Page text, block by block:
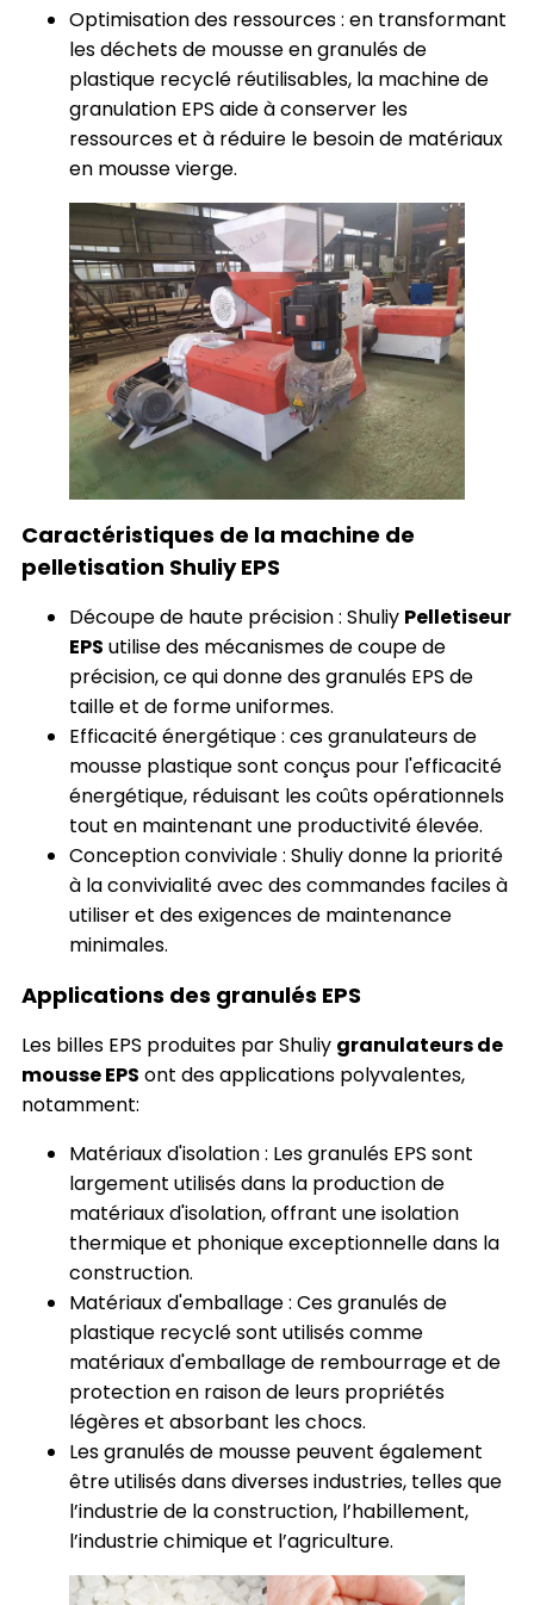
Optimisation des ressources : en transformant
les déchets de mousse en granulés de
plastique recyclé réutilisables, la machine de
granulation EPS aide à conserver les
ressources et à réduire le besoin de matériaux
en mousse vierge.
Caractéristiques de la machine de
pelletisation Shuliy EPS
Découpe de haute précision : Shuliy Pelletiseur
EPS utilise des mécanismes de coupe de
précision, ce qui donne des granulés EPS de
taille et de forme uniformes.
Efficacité énergétique : ces granulateurs de
mousse plastique sont conçus pour l'efficacité
énergétique, réduisant les coûts opérationnels
tout en maintenant une productivité élevée.
Conception conviviale : Shuliy donne la priorité
à la convivialité avec des commandes faciles à
utiliser et des exigences de maintenance
minimales.
Applications des granulés EPS
Les billes EPS produites par Shuliy granulateurs de
mousse EPS ont des applications polyvalentes,
notamment:
Matériaux d'isolation : Les granulés EPS sont
largement utilisés dans la production de
matériaux d'isolation, offrant une isolation
thermique et phonique exceptionnelle dans la
construction.
Matériaux d'emballage : Ces granulés de
plastique recyclé sont utilisés comme
matériaux d'emballage de rembourrage et de
protection en raison de leurs propriétés
légères et absorbant les chocs.
Les granulés de mousse peuvent également
être utilisés dans diverses industries, telles que
l’industrie de la construction, l’habillement,
l’industrie chimique et l’agriculture.